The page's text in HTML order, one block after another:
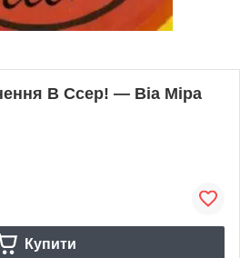
В Ссер! — Віа Міра
Купити